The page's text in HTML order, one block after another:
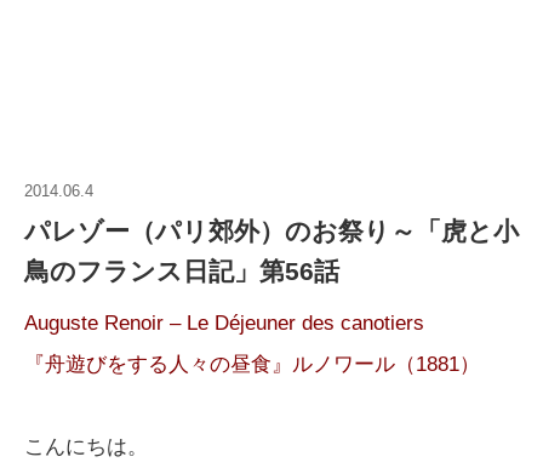
2014.06.4
パレゾー（パリ郊外）のお祭り～「虎と小
鳥のフランス日記」第56話
Auguste Renoir – Le Déjeuner des canotiers
『舟遊びをする人々の昼食』ルノワール（1881）
こんにちは。